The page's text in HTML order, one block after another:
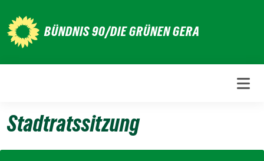
zum
Inhalt
BÜNDNIS 90/DIE GRÜNEN GERA
Stadtratssitzung